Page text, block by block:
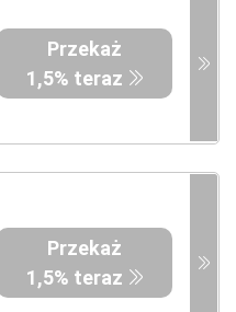
Przekaż
1,5% teraz
Przekaż
1,5% teraz